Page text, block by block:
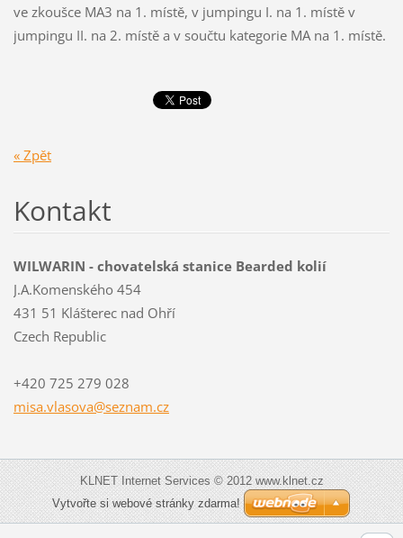
ve zkoušce MA3 na 1. místě, v jumpingu I. na 1. místě v
jumpingu II. na 2. místě a v součtu kategorie MA na 1. místě.
« Zpět
Kontakt
WILWARIN - chovatelská stanice Bearded kolií
J.A.Komenského 454
431 51 Klášterec nad Ohří
Czech Republic
+420 725 279 028
misa.vlasova@seznam.cz
KLNET Internet Services © 2012 www.klnet.cz
Vytvořte si webové stránky zdarma!